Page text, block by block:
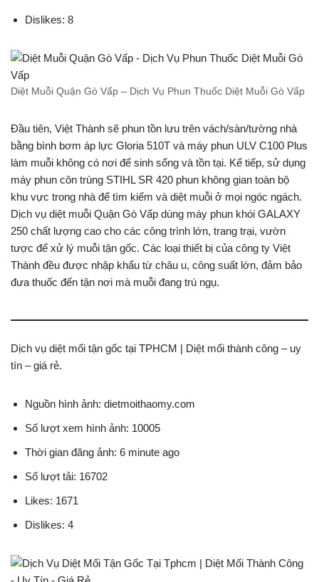
Dislikes: 8
Diệt Muỗi Quận Gò Vấp – Dịch Vụ Phun Thuốc Diệt Muỗi Gò Vấp
Đầu tiên, Việt Thành sẽ phun tồn lưu trên vách/sàn/tường nhà
bằng bình bơm áp lực Gloria 510T và máy phun ULV C100 Plus
làm muỗi không có nơi để sinh sống và tồn tại. Kế tiếp, sử dụng
máy phun côn trùng STIHL SR 420 phun không gian toàn bộ
khu vực trong nhà để tìm kiếm và diệt muỗi ở mọi ngóc ngách.
Dịch vụ diệt muỗi Quận Gò Vấp dùng máy phun khói GALAXY
250 chất lượng cao cho các công trình lớn, trang trại, vườn
tược để xử lý muỗi tận gốc. Các loại thiết bị của công ty Việt
Thành đều được nhập khẩu từ châu u, công suất lớn, đảm bảo
đưa thuốc đến tận nơi mà muỗi đang trú ngụ.
Dịch vụ diệt mối tận gốc tại TPHCM | Diệt mối thành công – uy
tín – giá rẻ.
Nguồn hình ảnh: dietmoithaomy.com
Số lượt xem hình ảnh: 10005
Thời gian đăng ảnh: 6 minute ago
Số lượt tải: 16702
Likes: 1671
Dislikes: 4